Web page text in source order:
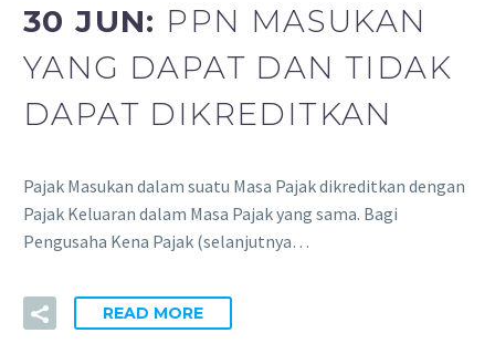
30 JUN: PPN MASUKAN
YANG DAPAT DAN TIDAK
DAPAT DIKREDITKAN
Pajak Masukan dalam suatu Masa Pajak dikreditkan dengan
Pajak Keluaran dalam Masa Pajak yang sama. Bagi
Pengusaha Kena Pajak (selanjutnya…
READ MORE